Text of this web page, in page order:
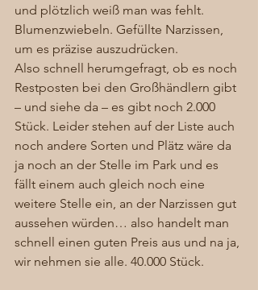
und plötzlich weiß man was fehlt.
Blumenzwiebeln. Gefüllte Narzissen,
um es präzise auszudrücken.
Also schnell herumgefragt, ob es noch
Restposten bei den Großhändlern gibt
– und siehe da – es gibt noch 2.000
Stück. Leider stehen auf der Liste auch
noch andere Sorten und Plätz wäre da
ja noch an der Stelle im Park und es
fällt einem auch gleich noch eine
weitere Stelle ein, an der Narzissen gut
aussehen würden… also handelt man
schnell einen guten Preis aus und na ja,
wir nehmen sie alle. 40.000 Stück.